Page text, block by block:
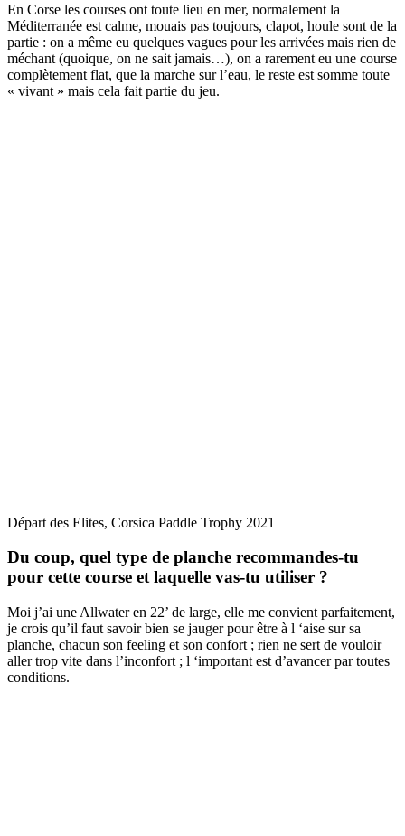
En Corse les courses ont toute lieu en mer, normalement la
Méditerranée est calme, mouais pas toujours, clapot, houle sont de la
partie : on a même eu quelques vagues pour les arrivées mais rien de
méchant (quoique, on ne sait jamais…), on a rarement eu une course
complètement flat, que la marche sur l’eau, le reste est somme toute
« vivant » mais cela fait partie du jeu.
Départ des Elites, Corsica Paddle Trophy 2021
Du coup, quel type de planche recommandes-tu
pour cette course et laquelle vas-tu utiliser ?
Moi j’ai une Allwater en 22’ de large, elle me convient parfaitement,
je crois qu’il faut savoir bien se jauger pour être à l ‘aise sur sa
planche, chacun son feeling et son confort ; rien ne sert de vouloir
aller trop vite dans l’inconfort ; l ‘important est d’avancer par toutes
conditions.